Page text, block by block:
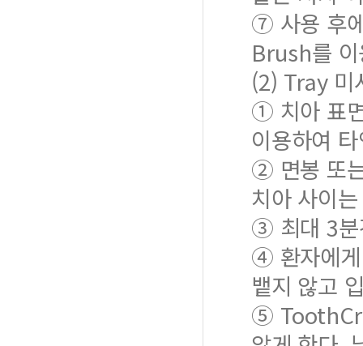
⑦ 사용 후
Brush를
(2) Tray 미
① 치아 표
이용하여
② 면봉 또
치아 사이
③ 최대 3분
④ 환자에게
뱉지 않고
⑤